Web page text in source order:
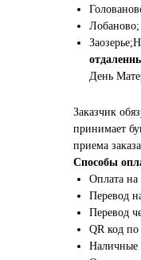
Лобаново;
День
Заказчик
принимает
приема
Способы
Оплата
Перевод
Перевод
QR код по
Наличные